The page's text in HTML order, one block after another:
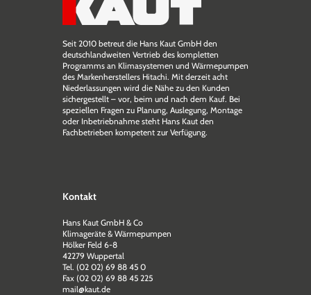
Seit 2010 betreut die Hans Kaut GmbH den
deutschlandweiten Vertrieb des kompletten
Programms an Klimasystemen und Wärmepumpen
des Markenherstellers Hitachi. Mit derzeit acht
Niederlassungen wird die Nähe zu den Kunden
sichergestellt – vor, beim und nach dem Kauf. Bei
speziellen Fragen zu Planung, Auslegung, Montage
oder Inbetriebnahme steht Hans Kaut den
Fachbetrieben kompetent zur Verfügung.
Kontakt
Hans Kaut GmbH & Co
Klimageräte & Wärmepumpen
Hölker Feld 6-8
42279 Wuppertal
Tel. (02 02) 69 88 45 0
Fax (02 02) 69 88 45 225
mail@kaut.de